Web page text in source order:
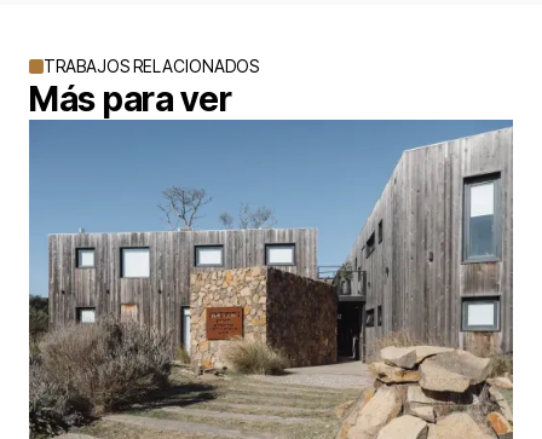
TRABAJOS RELACIONADOS
Más para ver